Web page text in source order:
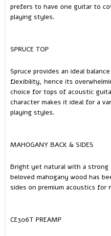
prefers to have one guitar to
playing styles.
SPRUCE TOP
Spruce provides an ideal
flexibility, hence its
choice for tops of acoustic
character makes it ideal for a
playing styles.
MAHOGANY BACK & SIDES
Bright yet natural with a strong
beloved mahogany wood has
sides on premium acoustics for
CE306T PREAMP